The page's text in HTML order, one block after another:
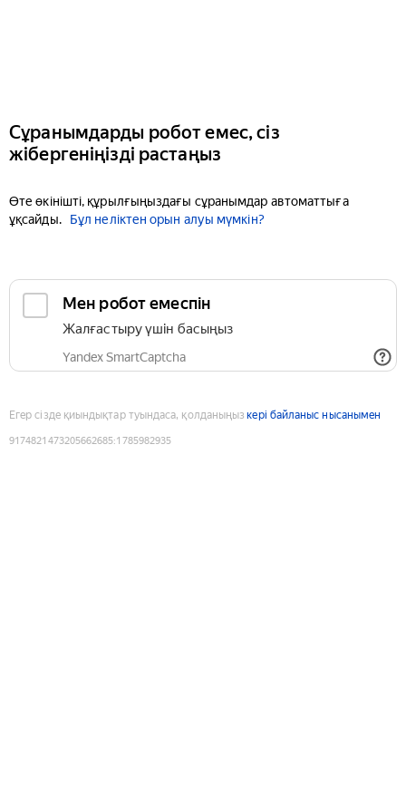
Сұранымдарды робот емес, сіз
жібергеніңізді растаңыз
Өте өкінішті, құрылғыңыздағы сұранымдар автоматтыға
ұқсайды.
Бұл неліктен орын алуы мүмкін?
Мен робот емеспін
Жалғастыру үшін басыңыз
Yandex SmartCaptcha
Егер сізде қиындықтар туындаса, қолданыңыз кері байланыс нысанымен
9174821473205662685:1785982935